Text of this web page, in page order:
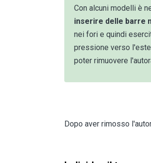
Con alcuni modelli è
inserire delle barre
nei fori e quindi
pressione verso
poter rimuovere
Dopo aver rimosso